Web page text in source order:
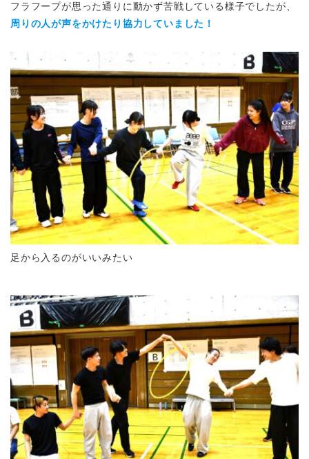
フラフープが思った通りに動かず苦戦している様子でしたが、
周りの人が声をかけたり協力していました！
足から入るのがいいみたい